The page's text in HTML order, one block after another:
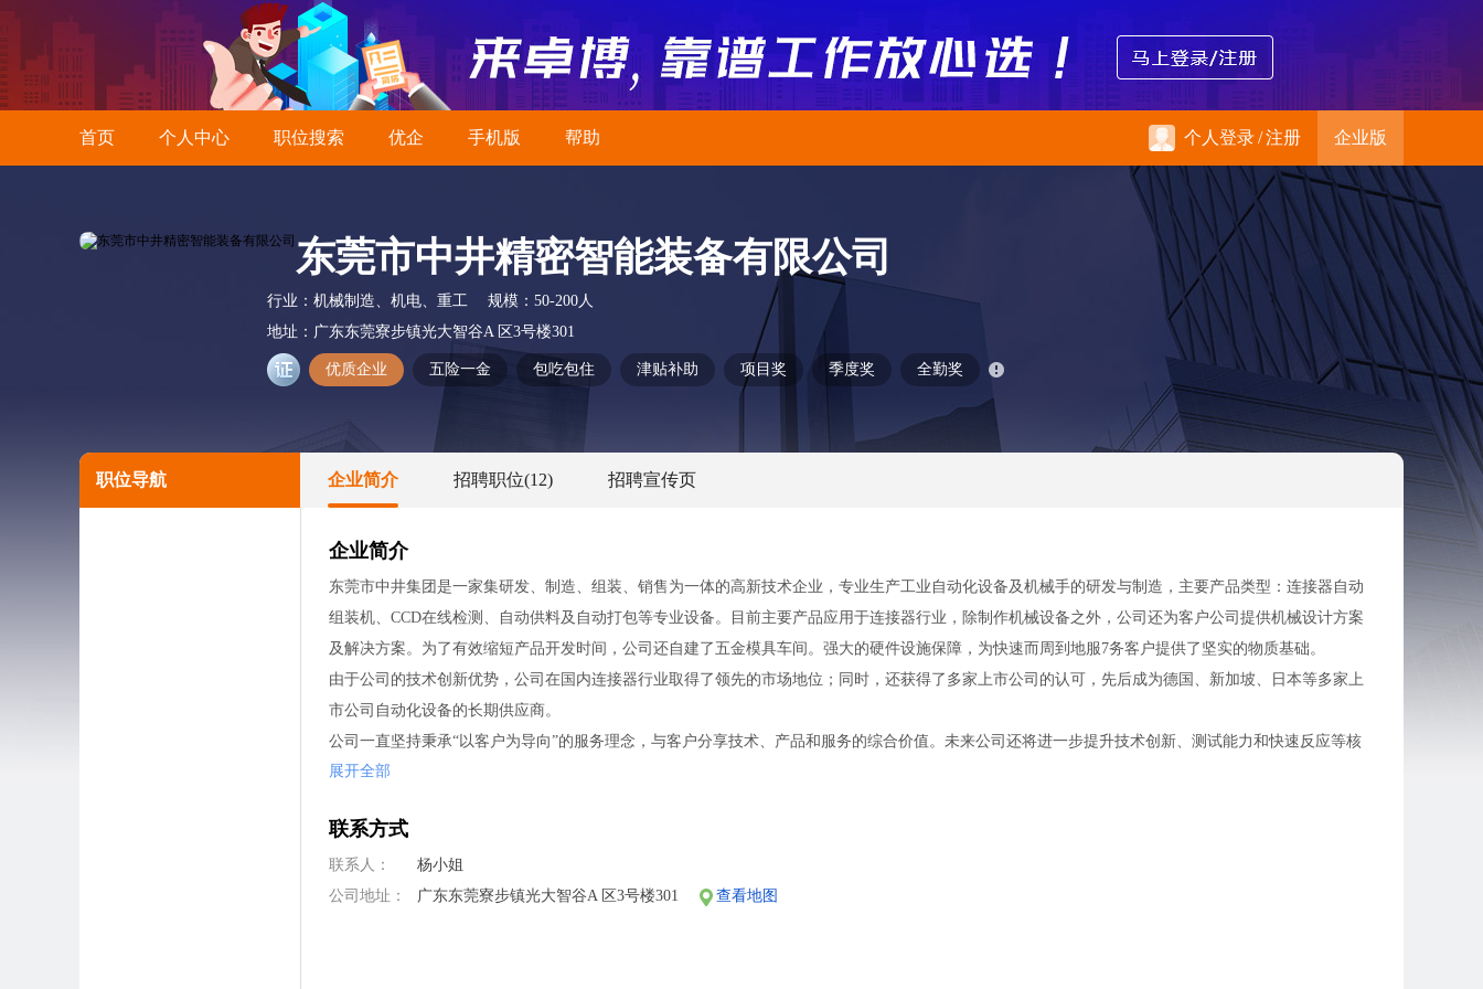
首页 个人中心 职位搜索 优企 手机版 帮助 个人登录/注册 企业版
东莞市中井精密智能装备有限公司
行业： 机械制造、机电、重工 规模： 50-200人
地址： 广东东莞寮步镇光大智谷A 区3号楼301
优质企业 五险一金 包吃包住 津贴补助 项目奖 季度奖 全勤奖
职位导航 企业简介 招聘职位(12) 招聘宣传页
企业简介
东莞市中井集团是一家集研发、制造、组装、销售为一体的高新技术企业，专业生产工业自动化设备及机械手的研发与制造，主要产品类型：连接器自动
组装机、CCD在线检测、自动供料及自动打包等专业设备。目前主要产品应用于连接器行业，除制作机械设备之外，公司还为客户公司提供机械设计方案
及解决方案。为了有效缩短产品开发时间，公司还自建了五金模具车间。强大的硬件设施保障，为快速而周到地服7务客户提供了坚实的物质基础。
由于公司的技术创新优势，公司在国内连接器行业取得了领先的市场地位；同时，还获得了多家上市公司的认可，先后成为德国、新加坡、日本等多家上
市公司自动化设备的长期供应商。
公司一直坚持秉承“以客户为导向”的服务理念，与客户分享技术、产品和服务的综合价值。未来公司还将进一步提升技术创新、测试能力和快速反应等核
心能力。以开拓更多的国内外优质客户。以打造“世界顶尖自动化设备的中国品牌”为使命，自成立以来，公司坚持自主创新，不断扩大影响力，已发展成
合公司发展战略的实施，现特向社会公开诚聘，欢迎各位加盟。
公司福利：包吃、包住、员工旅游、五险、绩效奖金、出国深造、年终双薪、德国、日本技术交流等
展开全部
联系方式
联系人：
杨小姐
公司地址：
广东东莞寮步镇光大智谷A 区3号楼301 查看地图